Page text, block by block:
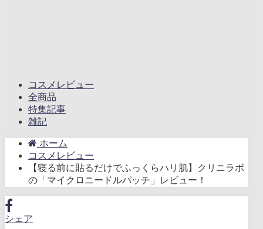
コスメレビュー
全商品
特集記事
雑記
ホーム
コスメレビュー
【寝る前に貼るだけでふっくらハリ肌】クリニラボ
の「マイクロニードルパッチ」レビュー！
シェア